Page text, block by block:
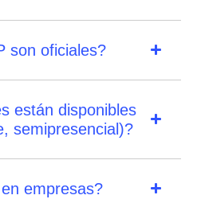
son oficiales?
están disponibles
semipresencial)?
empresas?